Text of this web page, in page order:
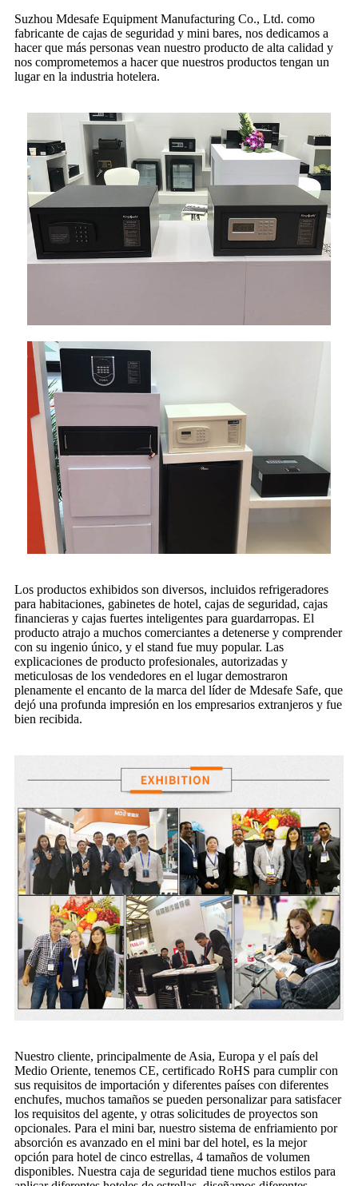
Suzhou Mdesafe Equipment Manufacturing Co., Ltd. como
fabricante de cajas de seguridad y mini bares, nos dedicamos a
hacer que más personas vean nuestro producto de alta calidad y
nos comprometemos a hacer que nuestros productos tengan un
lugar en la industria hotelera.
Los productos exhibidos son diversos, incluidos refrigeradores
para habitaciones, gabinetes de hotel, cajas de seguridad, cajas
financieras y cajas fuertes inteligentes para guardarropas. El
producto atrajo a muchos comerciantes a detenerse y comprender
con su ingenio único, y el stand fue muy popular. Las
explicaciones de producto profesionales, autorizadas y
meticulosas de los vendedores en el lugar demostraron
plenamente el encanto de la marca del líder de Mdesafe Safe, que
dejó una profunda impresión en los empresarios extranjeros y fue
bien recibida.
Nuestro cliente, principalmente de Asia, Europa y el país del
Medio Oriente, tenemos CE, certificado RoHS para cumplir con
sus requisitos de importación y diferentes países con diferentes
enchufes, muchos tamaños se pueden personalizar para satisfacer
los requisitos del agente, y otras solicitudes de proyectos son
opcionales. Para el mini bar, nuestro sistema de enfriamiento por
absorción es avanzado en el mini bar del hotel, es la mejor
opción para hotel de cinco estrellas, 4 tamaños de volumen
disponibles. Nuestra caja de seguridad tiene muchos estilos para